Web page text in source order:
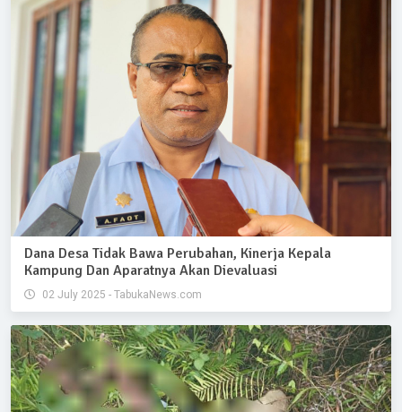
Dana Desa Tidak Bawa Perubahan, Kinerja Kepala
Kampung Dan Aparatnya Akan Dievaluasi
02 July 2025 - TabukaNews.com